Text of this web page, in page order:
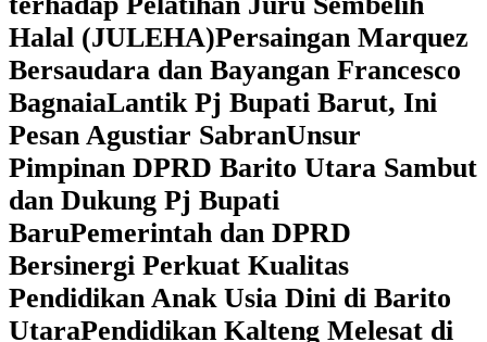
Halal (JULEHA)Persaingan Marquez
Bersaudara dan Bayangan Francesco
BagnaiaLantik Pj Bupati Barut, Ini
Pesan Agustiar SabranUnsur
Pimpinan DPRD Barito Utara Sambut
dan Dukung Pj Bupati
BaruPemerintah dan DPRD
Bersinergi Perkuat Kualitas
Pendidikan Anak Usia Dini di Barito
Utara‎Pendidikan Kalteng Melesat di